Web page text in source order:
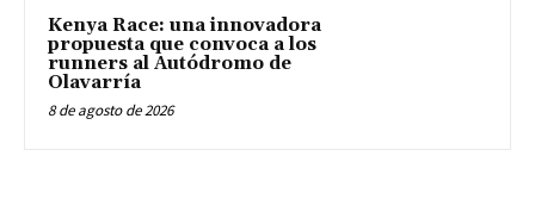
Kenya Race: una innovadora
propuesta que convoca a los
runners al Autódromo de
Olavarría
8 de agosto de 2026